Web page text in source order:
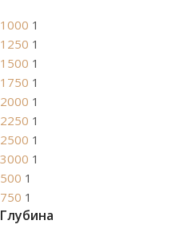
1000 1
1250 1
1500 1
1750 1
2000 1
2250 1
2500 1
3000 1
500 1
750 1
Глубина